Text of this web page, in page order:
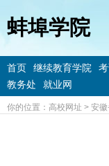
蚌埠学院
首页 继续教育学院
教务处
就业网
你的位置： 高校网址 > 安徽